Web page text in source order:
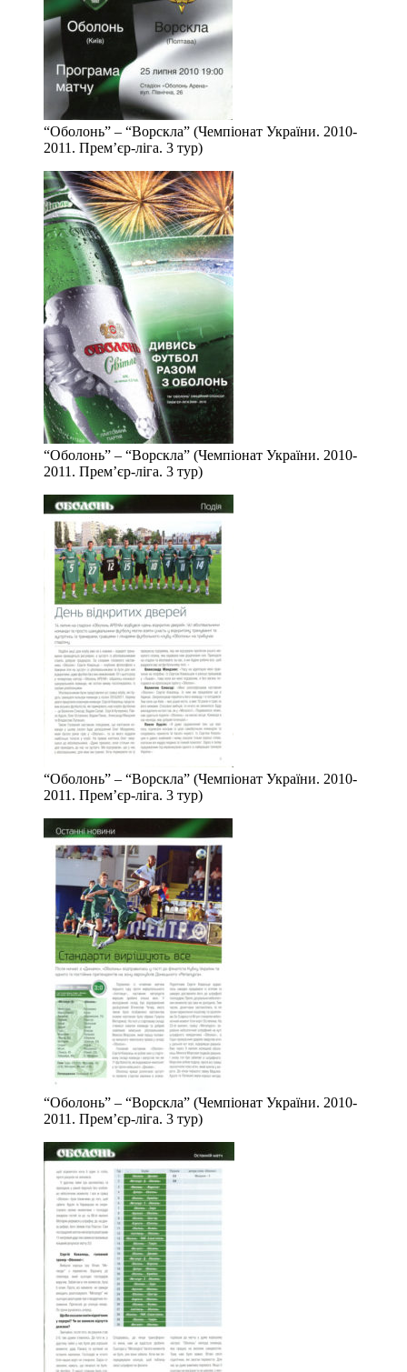
“Оболонь” – “Ворскла” (Чемпіонат України. 2010-
2011. Прем’єр-ліга. 3 тур)
“Оболонь” – “Ворскла” (Чемпіонат України. 2010-
2011. Прем’єр-ліга. 3 тур)
“Оболонь” – “Ворскла” (Чемпіонат України. 2010-
2011. Прем’єр-ліга. 3 тур)
“Оболонь” – “Ворскла” (Чемпіонат України. 2010-
2011. Прем’єр-ліга. 3 тур)